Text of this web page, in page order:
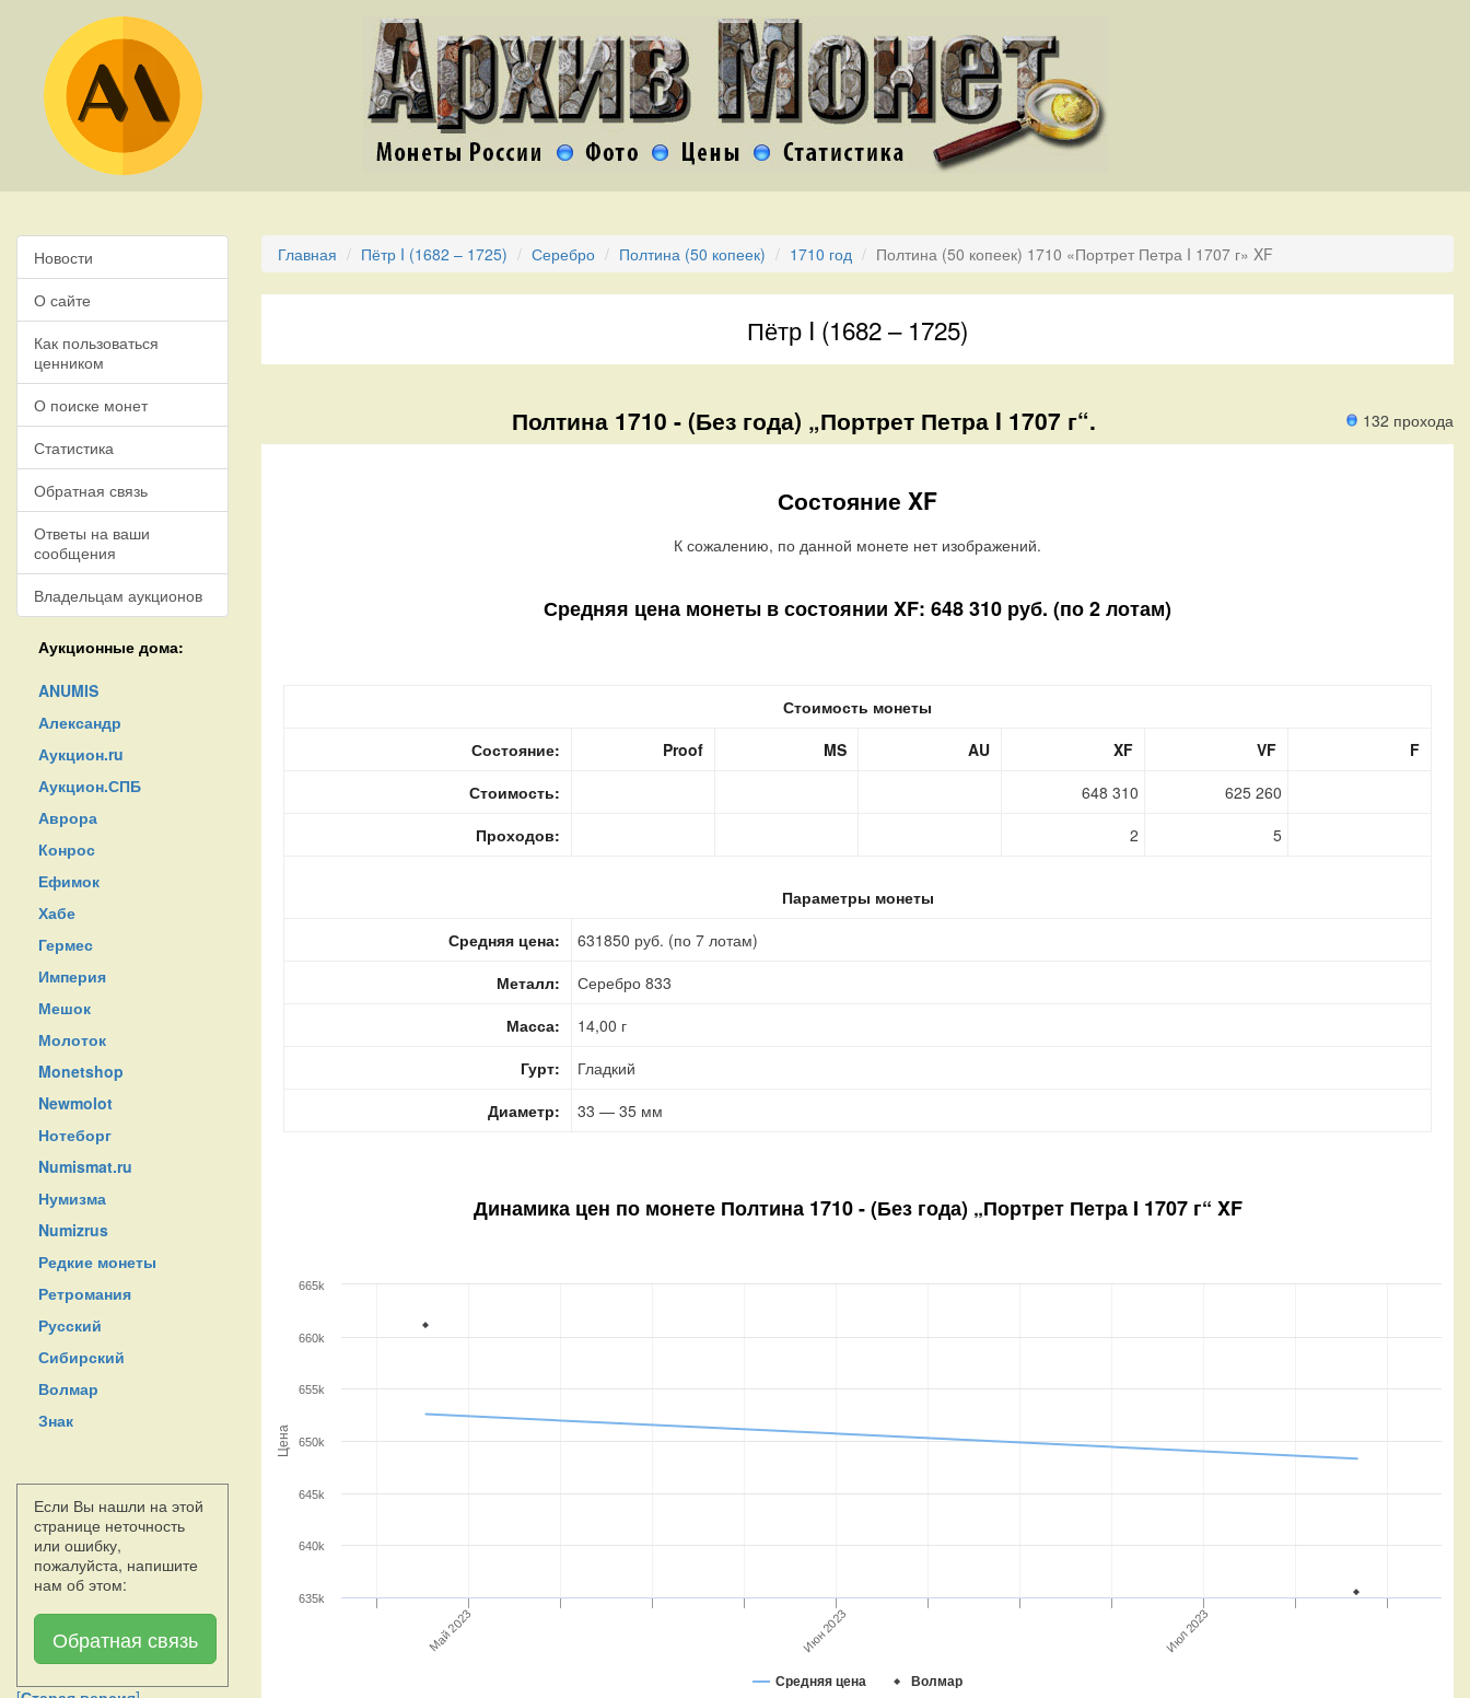
Новости
О сайте
Как пользоваться
ценником
О поиске монет
Статистика
Обратная связь
Ответы на ваши
сообщения
Владельцам аукционов
Аукционные дома:
ANUMIS
Александр
Аукцион.ru
Аукцион.СПБ
Аврора
Конрос
Ефимок
Хабе
Гермес
Империя
Мешок
Молоток
Monetshop
Newmolot
Нотеборг
Numismat.ru
Нумизма
Numizrus
Редкие монеты
Ретромания
Русский
Сибирский
Волмар
Знак
Если Вы нашли на этой
странице неточность
или ошибку,
пожалуйста, напишите
нам об этом:
Обратная связь
Главная Пётр I (1682 – 1725) Серебро Полтина (50 копеек) 1710 год Полтина (50 копеек) 1710 «Портрет Петра I 1707 г» XF
Пётр I (1682 – 1725)
132 прохода
Полтина 1710 - (Без года) „Портрет Петра I 1707 г“.
Состояние XF
К сожалению, по данной монете нет изображений.
Средняя цена монеты в состоянии XF: 648 310 руб. (по 2 лотам)
Стоимость монеты
Состояние:
Proof MS AU XF VF
F
Стоимость:
648 310
625 260
Проходов:
2 5
Параметры монеты
Средняя цена:
631850 руб. (по 7 лотам)
Металл:
Серебро 833
Масса:
14,00 г
Гурт:
Гладкий
Диаметр:
33 — 35 мм
Динамика цен по монете Полтина 1710 - (Без года) „Портрет Петра I 1707 г“ XF
Цена
Средняя цена Волмар
Май 2023 Июн 2023 Июл 2023
635k
640k
645k
650k
655k
660k
665k